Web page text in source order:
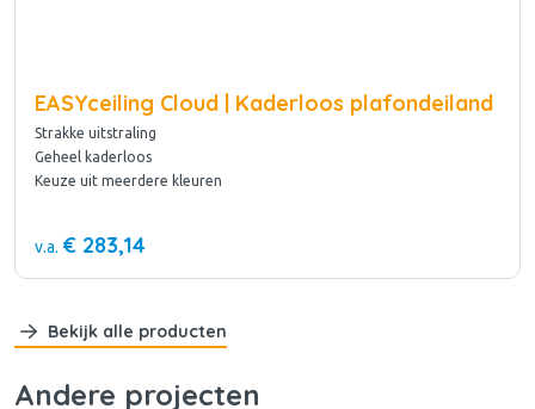
EASYceiling Cloud | Kaderloos plafondeiland
Strakke uitstraling
Geheel kaderloos
Keuze uit meerdere kleuren
v.a. € 283,14
Bekijk alle producten
Andere projecten